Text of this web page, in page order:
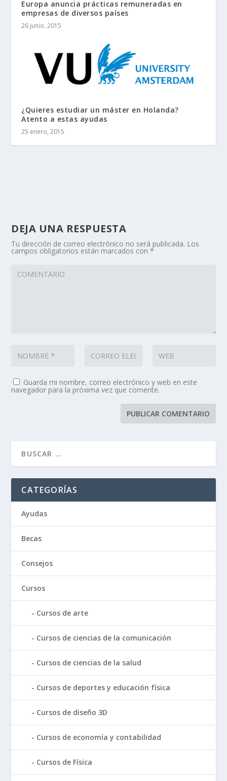
Europa anuncia prácticas remuneradas en
empresas de diversos países
26 junio, 2015
¿Quieres estudiar un máster en Holanda?
Atento a estas ayudas
25 enero, 2015
DEJA UNA RESPUESTA
Tu dirección de correo electrónico no será publicada. Los
campos obligatorios están marcados con*
Guarda mi nombre, correo electrónico y web en este
navegador para la próxima vez que comente.
CATEGORÍAS
Ayudas
Becas
Consejos
Cursos
Cursos de arte
Cursos de ciencias de la comunicación
Cursos de ciencias de la salud
Cursos de deportes y educación física
Cursos de diseño 3D
Cursos de economía y contabilidad
Cursos de Física